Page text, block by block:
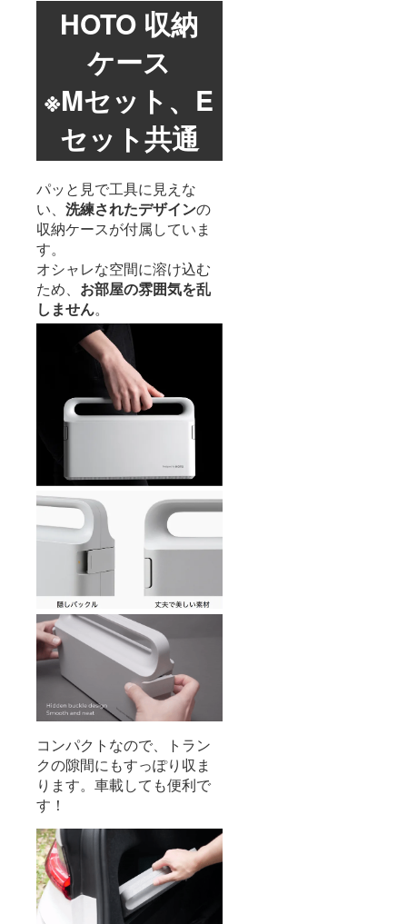
HOTO 収納
ケース
※Mセット、E
セット共通
パッと見で工具に見えな
い、 洗練されたデザインの
収納ケースが付属していま
す。
オシャレな空間に溶け込む
ため、 お部屋の雰囲気を乱
しません。
コンパクトなので、トラン
クの隙間にもすっぽり収ま
ります。車載しても便利で
す！